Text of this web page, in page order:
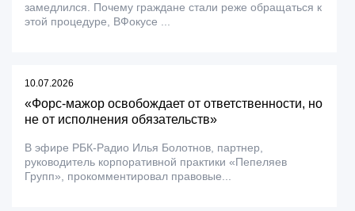
замедлился. Почему граждане стали реже обращаться к
этой процедуре, ВФокусе ...
10.07.2026
«Форс-мажор освобождает от ответственности, но
не от исполнения обязательств»
В эфире РБК-Радио Илья Болотнов, партнер,
руководитель корпоративной практики «Пепеляев
Групп», прокомментировал правовые...